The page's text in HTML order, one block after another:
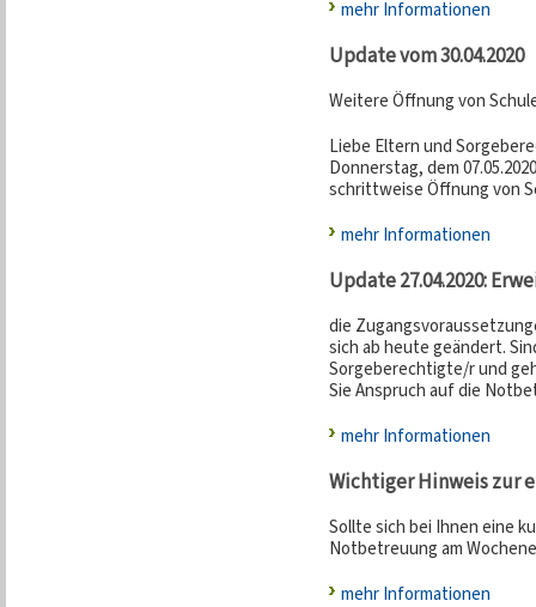
mehr Informationen
Update vom 30.04.2020
Weitere Öffnung von
Liebe Eltern und
Donnerstag, dem
schrittweise Öffnung von
mehr Informationen
Update 27.04.2020:
die
sich ab heute geändert.
Sorgeberechtigte/r und
Sie Anspruch auf die
mehr Informationen
Wichtiger Hinweis zur
Sollte sich bei Ihnen eine
Notbetreuung am
mehr Informationen